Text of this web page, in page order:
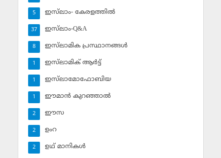
ഇസ്‌ലാം- കേരളത്തില്‍
5
ഇസ്‌ലാം-Q&A
37
ഇസ്‌ലാമിക പ്രസ്ഥാനങ്ങള്‍
8
ഇസ്‌ലാമിക് ആര്‍ട്ട്
1
ഇസ്‌ലാമോഫോബിയ
1
ഈമാന്‍ കുറഞ്ഞാല്‍
1
ഈസ
2
ഉംറ
2
ഉഥ് മാനികള്‍
2